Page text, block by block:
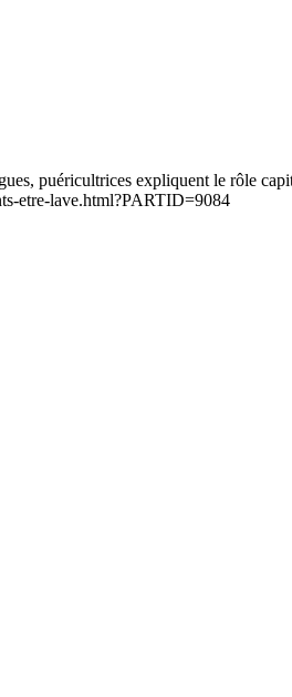
puéricultrices expliquent le rôle
etre-lave.html?PARTID=9084